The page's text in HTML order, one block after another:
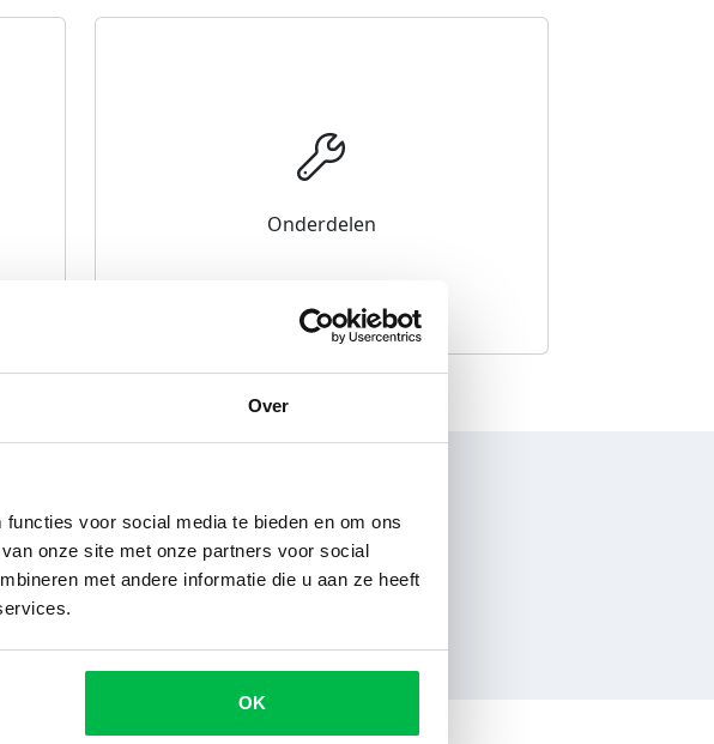
Over
voor social media te bieden en om ons
onze site met onze partners voor social
met andere informatie die u aan ze heeft
OK
Onderdelen